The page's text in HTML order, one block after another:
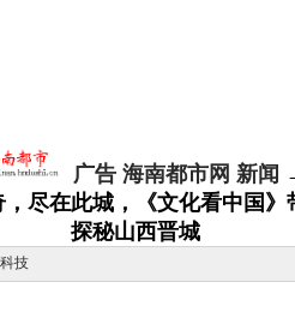
广告 海南都市网 新闻
，尽在此城，《文化看中国》
探秘山西晋城
科技